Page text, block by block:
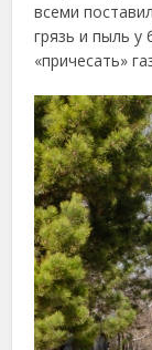
всеми
грязь и пыль
«причесать»